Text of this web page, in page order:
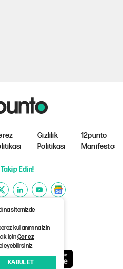
sitemizde
kullanımına izin
içinÇerez
KABUL ET
Gizlilik
Politikası
12punto
Manifestosu
Edin!
2026 12punto